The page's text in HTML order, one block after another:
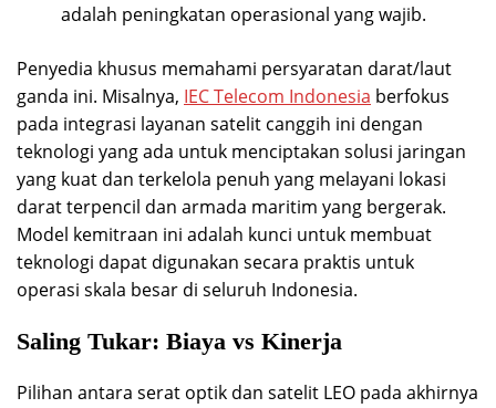
adalah peningkatan operasional yang wajib.
Penyedia khusus memahami persyaratan darat/laut
ganda ini. Misalnya, IEC Telecom Indonesia berfokus
pada integrasi layanan satelit canggih ini dengan
teknologi yang ada untuk menciptakan solusi jaringan
yang kuat dan terkelola penuh yang melayani lokasi
darat terpencil dan armada maritim yang bergerak.
Model kemitraan ini adalah kunci untuk membuat
teknologi dapat digunakan secara praktis untuk
operasi skala besar di seluruh Indonesia.
Saling Tukar: Biaya vs Kinerja
Pilihan antara serat optik dan satelit LEO pada akhirnya